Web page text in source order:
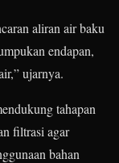
aliran air baku
endapan,
ujarnya.
tahapan
filtrasi agar
bahan